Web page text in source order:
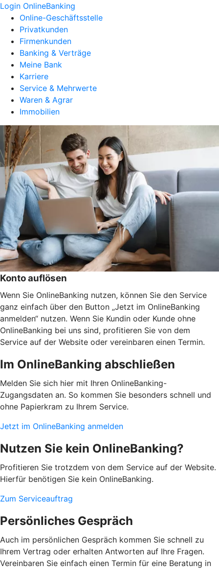
Login OnlineBanking
Online-Geschäftsstelle
Privatkunden
Firmenkunden
Banking & Verträge
Meine Bank
Karriere
Service & Mehrwerte
Waren & Agrar
Immobilien
Konto auflösen
Wenn Sie OnlineBanking nutzen, können Sie den Service
ganz einfach über den Button „Jetzt im OnlineBanking
anmelden“ nutzen. Wenn Sie Kundin oder Kunde ohne
OnlineBanking bei uns sind, profitieren Sie von dem
Service auf der Website oder vereinbaren einen Termin.
Im OnlineBanking abschließen
Melden Sie sich hier mit Ihren OnlineBanking-
Zugangsdaten an. So kommen Sie besonders schnell und
ohne Papierkram zu Ihrem Service.
Jetzt im OnlineBanking anmelden
Nutzen Sie kein OnlineBanking?
Profitieren Sie trotzdem von dem Service auf der Website.
Hierfür benötigen Sie kein OnlineBanking.
Zum Serviceauftrag
Persönliches Gespräch
Auch im persönlichen Gespräch kommen Sie schnell zu
Ihrem Vertrag oder erhalten Antworten auf Ihre Fragen.
Vereinbaren Sie einfach einen Termin für eine Beratung in